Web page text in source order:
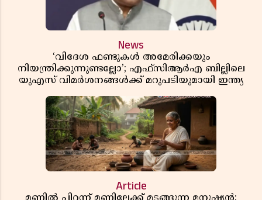
News
‘വിദേശ ഫണ്ടുകൾ അമേരിക്കയും
നിയന്ത്രിക്കുന്നുണ്ടല്ലോ’; എഫ്സിആർഎ ബില്ലിലെ
യുഎസ് വിമർശനങ്ങൾക്ക് മറുപടിയുമായി ഇന്ത്യ
Article